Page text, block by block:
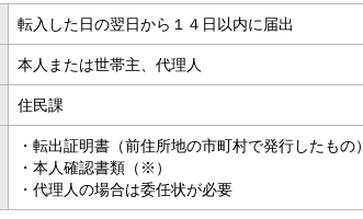
転入した日の翌日から１４日以内に届出
本人または世帯主、代理人
住民課
・転出証明書（前住所地の市町村で発行したもの）
・本人確認書類（※）
・代理人の場合は委任状が必要